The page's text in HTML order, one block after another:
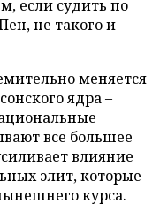
если судить по
не такого и
меняется
ядра –
все большее
влияние
элит, которые
курса.